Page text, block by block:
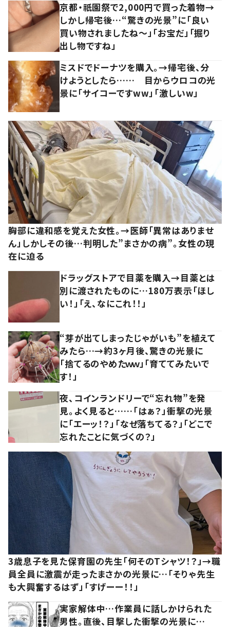
京都・祇園祭で2,000円で買った着物→
しかし帰宅後…“驚きの光景”に「良い
買い物されましたね～」「お宝だ」「掘り
出し物ですね」
ミスドでドーナツを購入。→帰宅後、分
けようとしたら…… 目からウロコの光
景に「サイコーですww」「激しいw」
胸部に違和感を覚えた女性。→医師「異常はありませ
ん」しかしその後…判明した”まさかの病”。女性の現
在に迫る
ドラッグストアで目薬を購入→目薬とは
別に渡されたものに…180万表示「ほし
い！」「え、なにこれ！！」
“芽が出てしまったじゃがいも”を植えて
みたら…→約3ヶ月後、驚きの光景に
「捨てるのやめたｗｗ」「育ててみたいで
す！」
夜、コインランドリーで“忘れ物”を発
見。よく見ると……「はぁ？」衝撃の光景
に「エーッ！？」「なぜ落ちてる？」「どこで
忘れたことに気づくの？」
3歳息子を見た保育園の先生「何そのTシャツ！？」→職
員全員に激震が走ったまさかの光景に…「そりゃ先生
も大興奮するはず」「すげーー！！」
実家解体中…作業員に話しかけられた
男性。直後、目撃した衝撃の光景に…